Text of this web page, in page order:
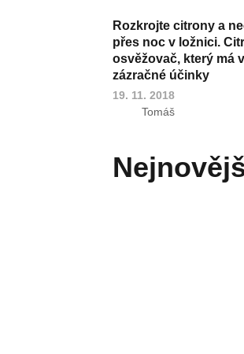
Rozkrojte citrony a
přes noc v ložnici.
osvěžovač, který má
zázračné účinky
19. 11. 2018
Tomáš